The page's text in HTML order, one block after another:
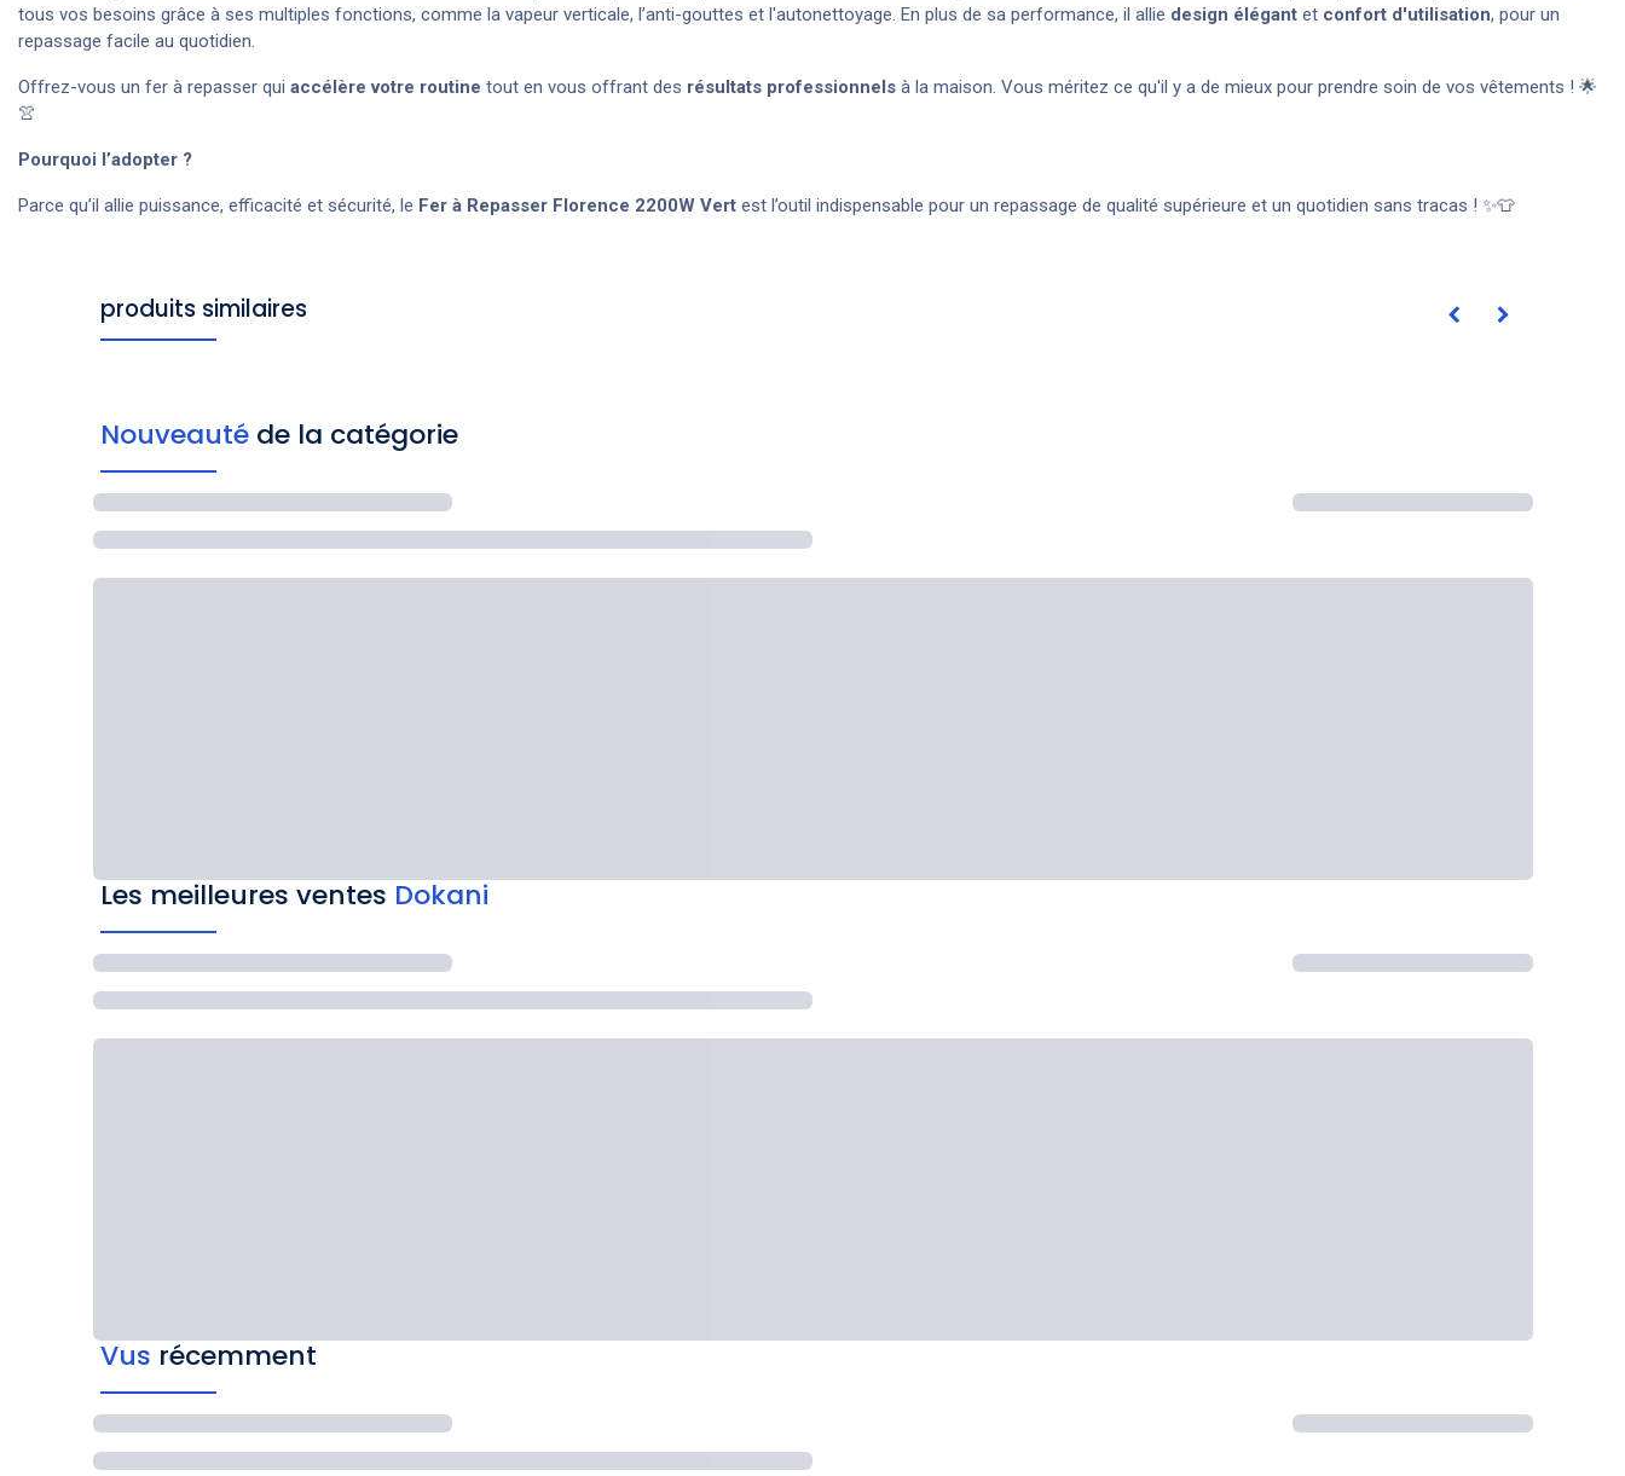
tous vos besoins grâce à ses multiples fonctions, comme la vapeur verticale, l’anti-gouttes et l'autonettoyage. En plus de sa performance, il allie design élégant et confort d'utilisation, pour un
repassage facile au quotidien.
Offrez-vous un fer à repasser qui accélère votre routine tout en vous offrant des résultats professionnels à la maison. Vous méritez ce qu'il y a de mieux pour prendre soin de vos vêtements ! 🌟
👚
Pourquoi l’adopter ?
Parce qu’il allie puissance, efficacité et sécurité, le Fer à Repasser Florence 2200W Vert est l’outil indispensable pour un repassage de qualité supérieure et un quotidien sans tracas ! ✨👕
produits similaires
Nouveauté de la catégorie
Les meilleures ventes Dokani
Vus récemment